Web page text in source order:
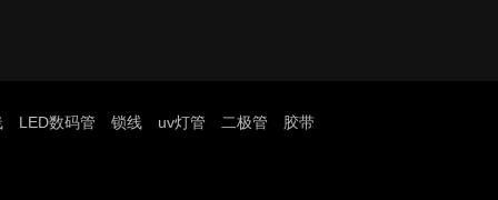
LED数码管 锁线 uv灯管 二极管 胶带